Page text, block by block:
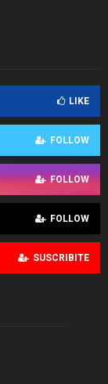
LIKE
FOLLOW
FOLLOW
FOLLOW
SUSCRIBITE